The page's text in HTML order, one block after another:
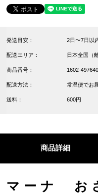
発送目安： 2日〜7日以
配送エリア： 日本全国（
商品番号： 1602-
配送方法： 常温便でお
送料： 600円
商品詳細
マーナ お